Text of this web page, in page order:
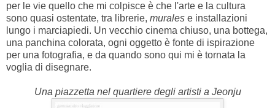
per le vie quello che mi colpisce è che l'arte e la cultura
sono quasi ostentate, tra librerie, murales e installazioni
lungo i marciapiedi. Un vecchio cinema chiuso, una bottega,
una panchina colorata, ogni oggetto è fonte di ispirazione
per una fotografia, e da quando sono qui mi è tornata la
voglia di disegnare.
Una piazzetta nel quartiere degli artisti a Jeonju